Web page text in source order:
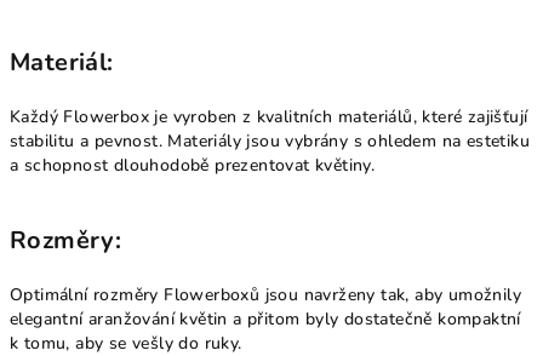
Materiál:
Každý Flowerbox je vyroben z kvalitních materiálů, které zajišťují
stabilitu a pevnost. Materiály jsou vybrány s ohledem na estetiku
a schopnost dlouhodobě prezentovat květiny.
Rozměry:
Optimální rozměry Flowerboxů jsou navrženy tak, aby umožnily
elegantní aranžování květin a přitom byly dostatečně kompaktní
k tomu, aby se vešly do ruky.